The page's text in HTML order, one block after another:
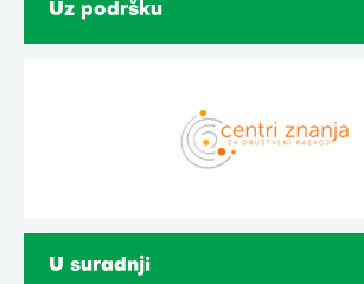
Uz podršku
U suradnji